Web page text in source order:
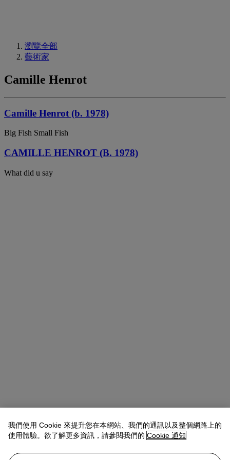
瀏覽全部
藝術家
Camille Henrot
Camille Henrot (b. 1978)
Big Fish Small Fish
CAMILLE HENROT (B. 1978)
What did u say
我們使用 Cookie 來提升您在本網站、我們的通訊以及整個網路上的
使用體驗。欲了解更多資訊，請參閱我們的 Cookie 通知